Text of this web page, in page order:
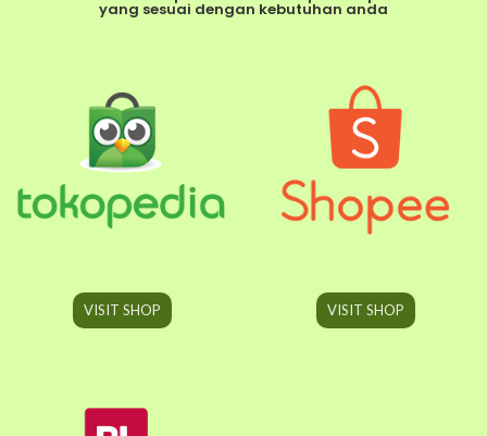
yang sesuai dengan kebutuhan anda
VISIT SHOP VISIT SHOP